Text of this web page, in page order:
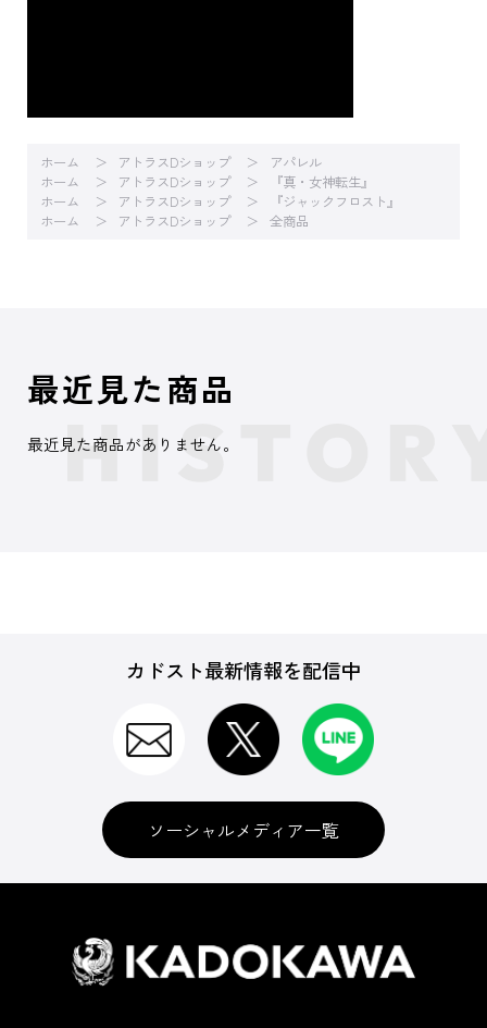
ホーム アトラスDショップ
アパレル
ホーム
アトラスDショップ
『真・女神転生』
ホーム
アトラスDショップ
『ジャックフロスト』
ホーム
アトラスDショップ 全商品
最近見た商品
最近見た商品がありません。
カドスト最新情報を配信中
ソーシャルメディア一覧